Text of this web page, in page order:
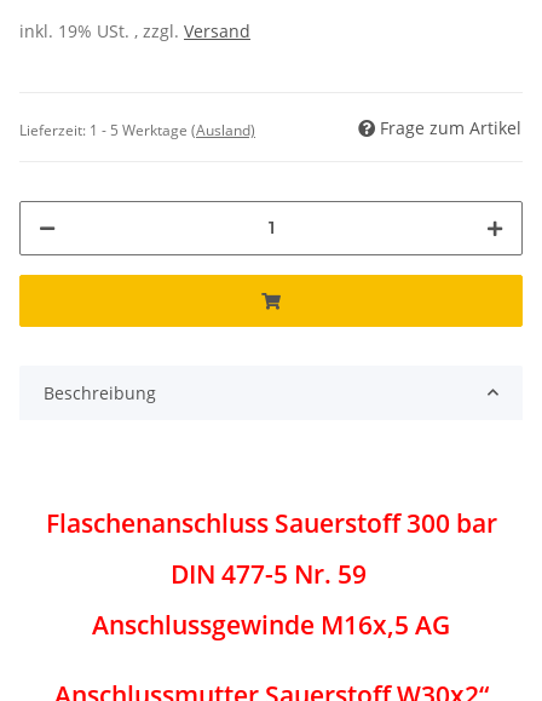
inkl. 19% USt. , zzgl. Versand
Lieferzeit: 1 - 5 Werktage (Ausland) Frage zum Artikel
Beschreibung
Flaschenanschluss Sauerstoff 300 bar
DIN 477-5 Nr. 59
Anschlussgewinde M16x,5 AG
Anschlussmutter Sauerstoff W30x2“